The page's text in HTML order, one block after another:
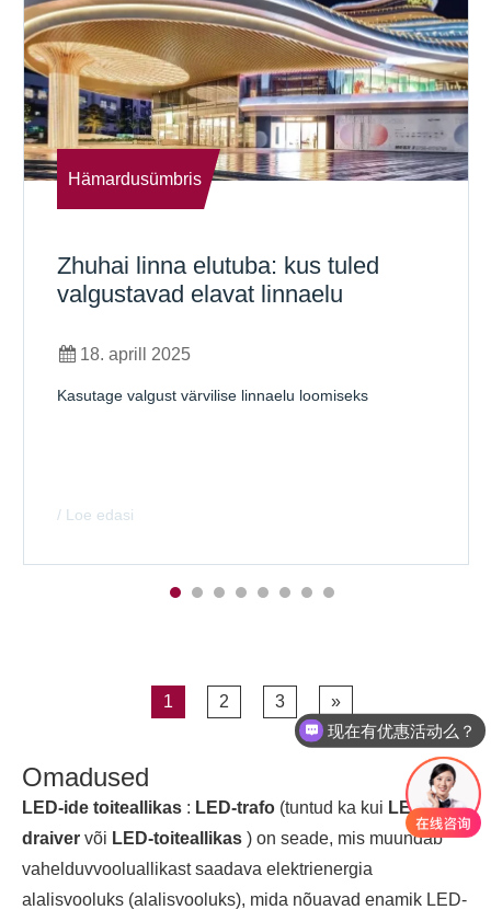
Hämardusümbris
Zhuhai linna elutuba: kus tuled
valgustavad elavat linnaelu
18. aprill 2025
Kasutage valgust värvilise linnaelu loomiseks
/ Loe edasi
1 2 3 »
Omadused
LED-ide toiteallikas : LED-trafo (tuntud ka kui LED-
draiver või LED-toiteallikas ) on seade, mis muundab
vahelduvvooluallikast saadava elektrienergia
alalisvooluks (alalisvooluks), mida nõuavad enamik LED-
现在有优惠活动么？